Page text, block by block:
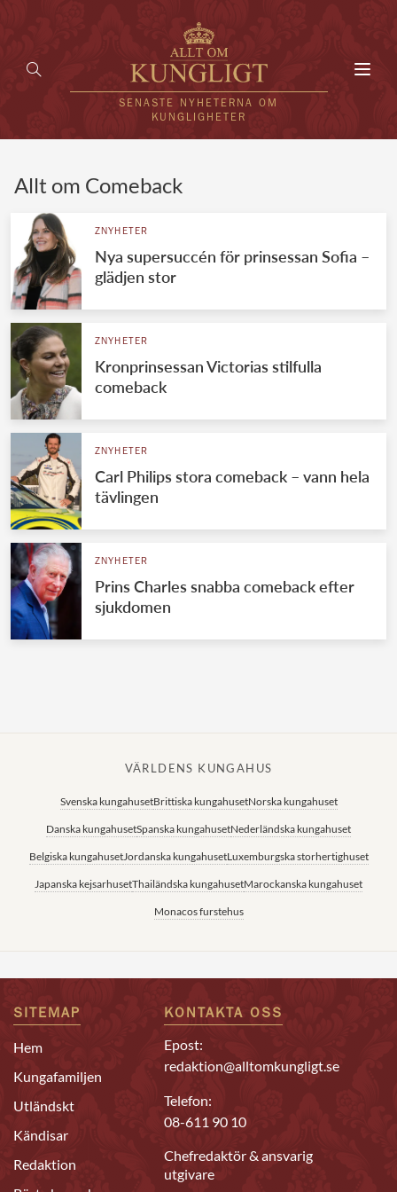
SENASTE NYHETERNA OM
KUNGLIGHETER
UTLÄNDSKT
VÄRLDENS KUNGAHUS
Svenska kungahuset
Brittiska kungahuset
Danska kungahuset
Spanska kungahuset
Jordanska kungahuset
Luxemburgska storhertighuset
Japanska kejsarhuset
REDAKTION
Allt om Comeback
ZNYHETER
Nya supersuccén för prinsessan Sofia –
glädjen stor
ZNYHETER
Kronprinsessan Victorias stilfulla
comeback
ZNYHETER
Carl Philips stora comeback – vann hela
tävlingen
ZNYHETER
Prins Charles snabba comeback efter
sjukdomen
VÄRLDENS KUNGAHUS
Svenska kungahusetBrittiska kungahusetNorska kungahuset
Danska kungahusetSpanska kungahusetNederländska kungahuset
Belgiska kungahusetJordanska kungahusetLuxemburgska storhertighuset
Japanska kejsarhusetThailändska kungahusetMarockanska kungahuset
Monacos furstehus
SITEMAP
Hem
Kungafamiljen
Utländskt
Kändisar
Redaktion
KONTAKTA OSS
Epost:
redaktion@alltomkungligt.se
Telefon:
08-611 90 10
Chefredaktör & ansvarig
utgivare